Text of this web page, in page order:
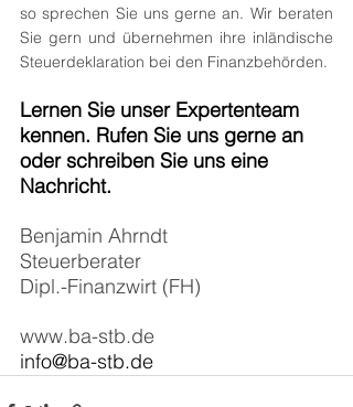
so sprechen Sie uns gerne an. Wir beraten
Sie gern und übernehmen ihre inländische
Lernen Sie unser Expertenteam
kennen. Rufen Sie uns gerne an
oder schreiben Sie uns eine
Nachricht.
Benjamin Ahrndt
Steuerberater
Dipl.-Finanzwirt (FH)
www.ba-stb.de
info@ba-stb.de